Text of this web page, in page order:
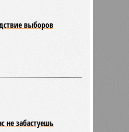
выборов
не забастуешь